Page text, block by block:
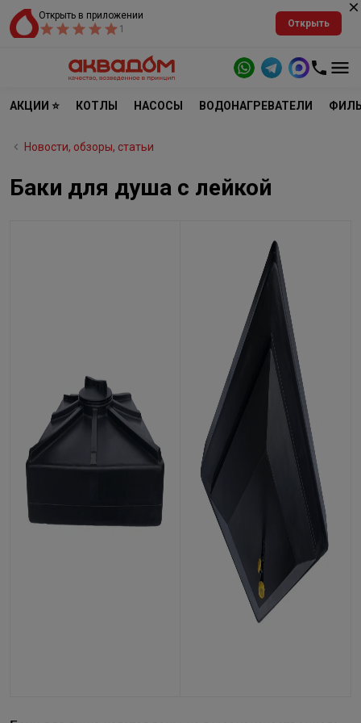
Открыть в приложении
1
Открыть
АКЦИИ ⭐ КОТЛЫ НАСОСЫ ВОДОНАГРЕВАТЕЛИ
Новости, обзоры, статьи
Баки для душа с лейкой